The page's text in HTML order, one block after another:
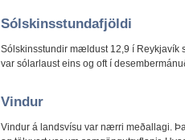
Sólskinsstundafjöldi
Sólskinsstundir mældust 12,9 í Reykjavík
var sólarlaust eins og oft í
Vindur
Vindur á landsvísu var nærri meðallagi.